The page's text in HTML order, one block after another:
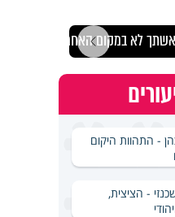
אשתך לא במקום האחרון
- התהוות היקום
- הציצית,